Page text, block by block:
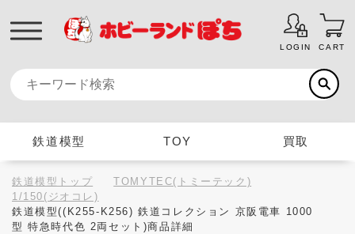
LOGIN CART
鉄道模型 TOY 買取
鉄道模型トップ
TOMYTEC(トミーテック)
1/150(ジオコレ)
鉄道模型((K255-K256) 鉄道コレクション 京阪電車 1000
型 特急時代色 2両セット)商品詳細